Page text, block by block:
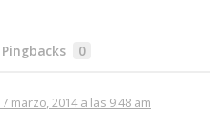
Pingbacks 0
marzo, 2014 a las 9:48 am